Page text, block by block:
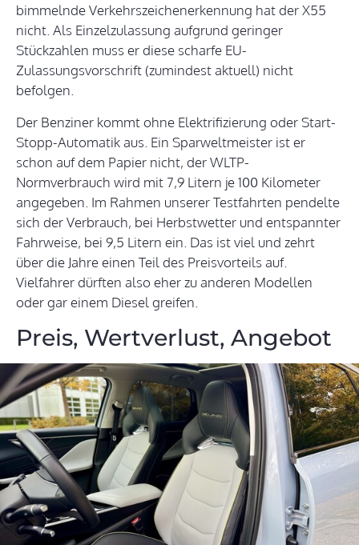
bimmelnde Verkehrszeichenerkennung hat der X55
nicht. Als Einzelzulassung aufgrund geringer
Stückzahlen muss er diese scharfe EU-
Zulassungsvorschrift (zumindest aktuell) nicht
befolgen.
Der Benziner kommt ohne Elektrifizierung oder Start-
Stopp-Automatik aus. Ein Sparweltmeister ist er
schon auf dem Papier nicht, der WLTP-
Normverbrauch wird mit 7,9 Litern je 100 Kilometer
angegeben. Im Rahmen unserer Testfahrten pendelte
sich der Verbrauch, bei Herbstwetter und entspannter
Fahrweise, bei 9,5 Litern ein. Das ist viel und zehrt
über die Jahre einen Teil des Preisvorteils auf.
Vielfahrer dürften also eher zu anderen Modellen
oder gar einem Diesel greifen.
Preis, Wertverlust, Angebot